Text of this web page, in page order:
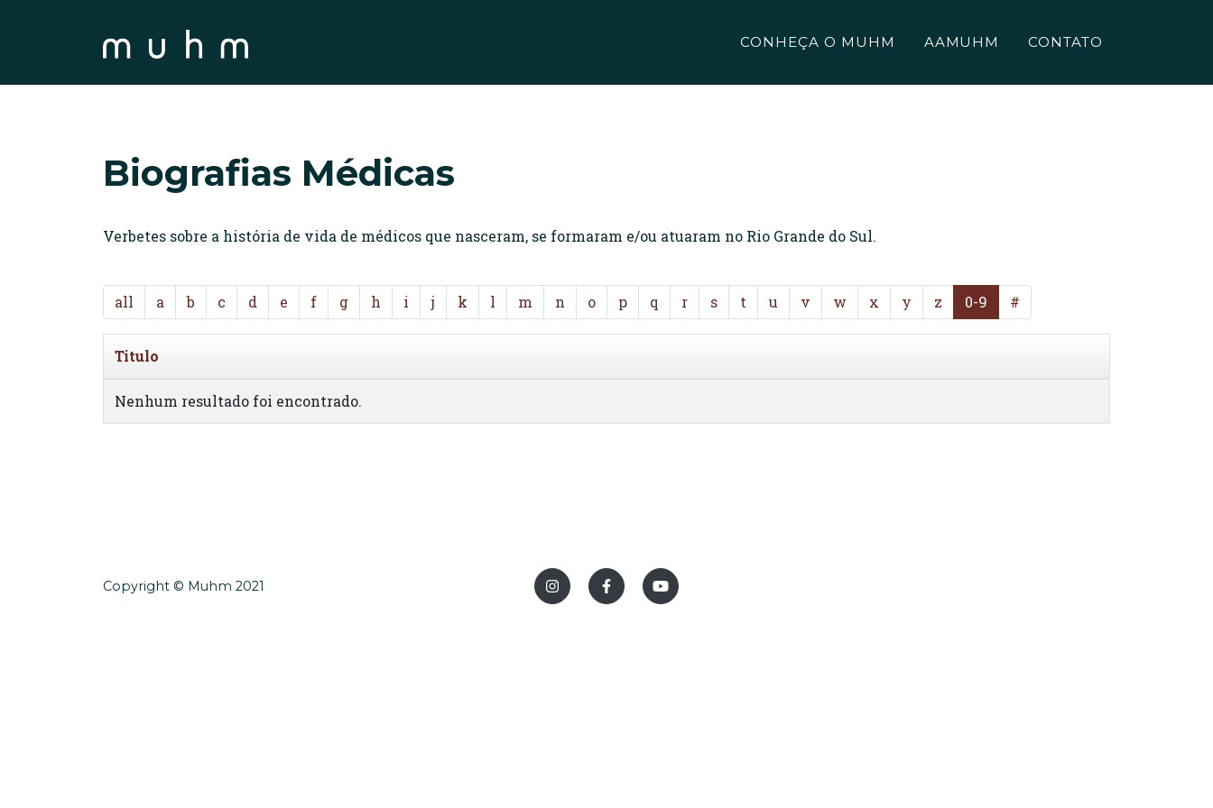
CONHEÇA O MUHM AAMUHM CONTATO
Biografias Médicas
Verbetes sobre a história de vida de médicos que nasceram, se formaram e/ou atuaram no Rio Grande do Sul.
all a b c d e f g h i j k l m n o p q r s t u v w x y z 0-9 #
Titulo
Nenhum resultado foi encontrado.
Copyright © Muhm 2021